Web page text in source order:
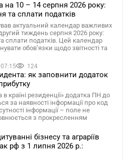
на 10 – 14 серпня 2026 року:
та сплати податків
актуальний календар важливих
тиждень серпня 2026 року:
сплати податків. Цей календар
обов’язки щодо звітності та
124
як заповнити додаток
країні резиденції» додатка ПН до
за наявності інформації про код
інформації – поле не
з прокресленням
бізнесу та аграріїв
рф з 1 липня 2026 р.: